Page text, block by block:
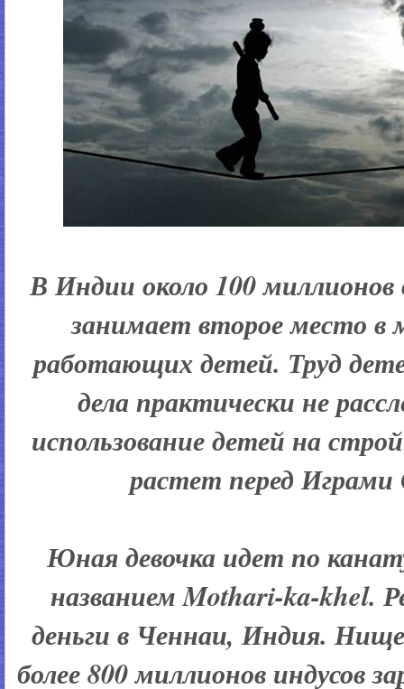
В Индии около 100
занимает второе место в
работающих детей. Труд
дела практически не
использование детей на
растет перед
Юная девочка идет по
названием Mothari-ka-khel.
деньги в Ченнаи, Индия.
более 800 миллионов индусов